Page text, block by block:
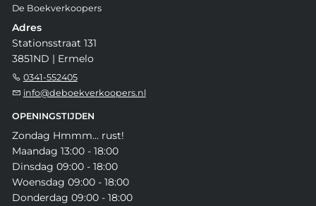
De Boekverkoopers
Adres
Stationsstraat 131
3851ND | Ermelo
0341-552405
info@deboekverkoopers.nl
OPENINGSTIJDEN
Zondag Hmmm... rust!
Maandag 13:00 - 18:00
Dinsdag 09:00 - 18:00
Woensdag 09:00 - 18:00
Donderdag 09:00 - 18:00